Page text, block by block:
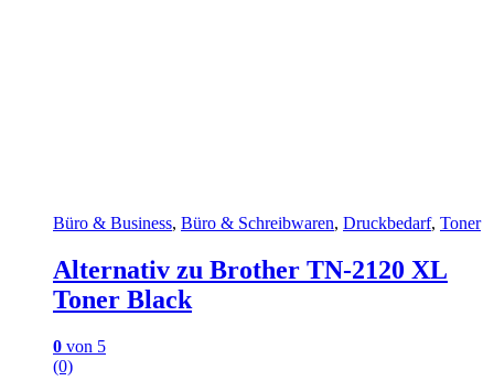
Büro & Business, Büro & Schreibwaren, Druckbedarf, Toner
Alternativ zu Brother TN-2120 XL
Toner Black
0 von 5
(0)